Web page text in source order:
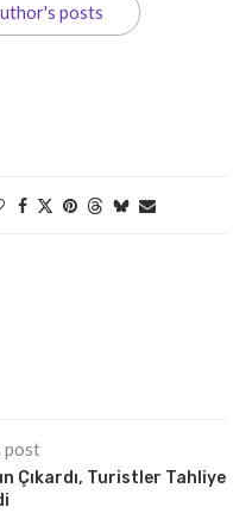
posts
post
Çıkardı, Turistler Tahliye